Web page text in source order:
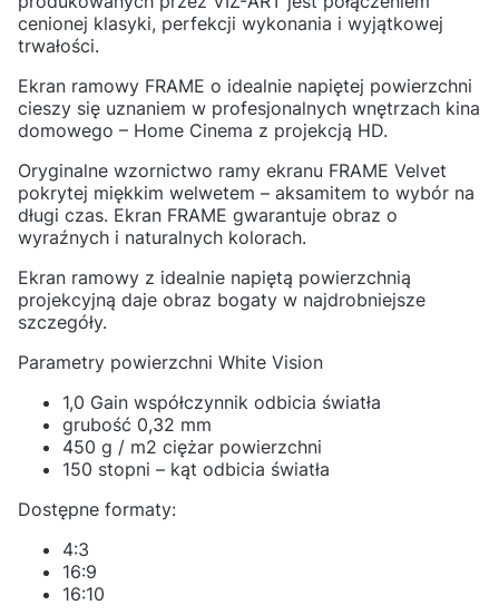
cenionej klasyki, perfekcji wykonania i wyjątkowej
trwałości.
Ekran ramowy FRAME o idealnie napiętej powierzchni
cieszy się uznaniem w profesjonalnych wnętrzach kina
domowego – Home Cinema z projekcją HD.
Oryginalne wzornictwo ramy ekranu FRAME Velvet
pokrytej miękkim welwetem – aksamitem to wybór na
długi czas. Ekran FRAME gwarantuje obraz o
wyraźnych i naturalnych kolorach.
Ekran ramowy z idealnie napiętą powierzchnią
projekcyjną daje obraz bogaty w najdrobniejsze
szczegóły.
Parametry powierzchni White Vision
1,0 Gain współczynnik odbicia światła
grubość 0,32 mm
450 g / m2 ciężar powierzchni
150 stopni – kąt odbicia światła
Dostępne formaty:
4:3
16:9
16:10